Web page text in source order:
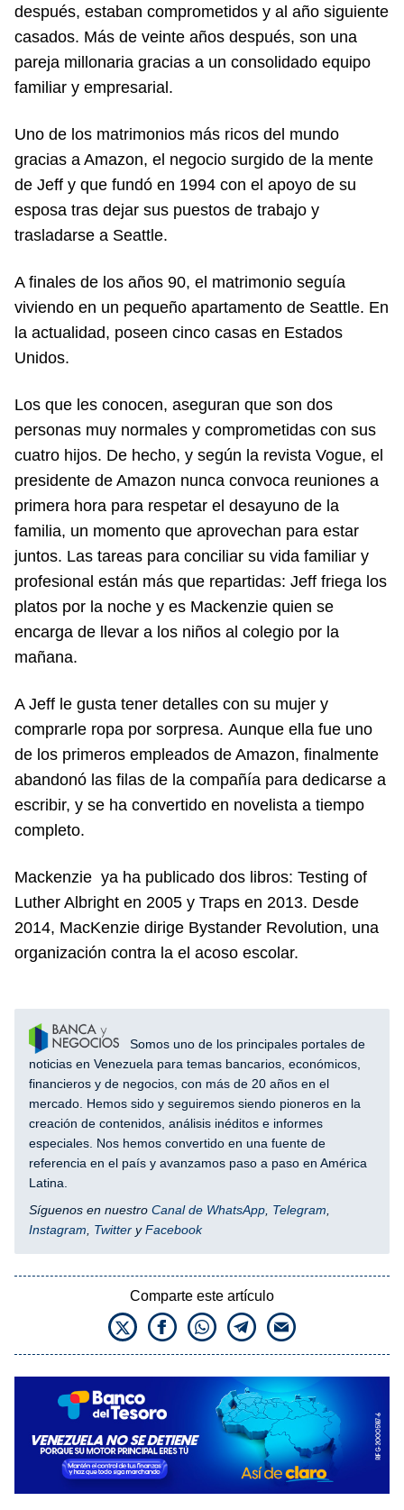
después, estaban comprometidos y al año siguiente
casados. Más de veinte años después, son una
pareja millonaria gracias a un consolidado equipo
familiar y empresarial.
Uno de los matrimonios más ricos del mundo
gracias a Amazon, el negocio surgido de la mente
de Jeff y que fundó en 1994 con el apoyo de su
esposa tras dejar sus puestos de trabajo y
trasladarse a Seattle.
A finales de los años 90, el matrimonio seguía
viviendo en un pequeño apartamento de Seattle. En
la actualidad, poseen cinco casas en Estados
Unidos.
Los que les conocen, aseguran que son dos
personas muy normales y comprometidas con sus
cuatro hijos. De hecho, y según la revista Vogue, el
presidente de Amazon nunca convoca reuniones a
primera hora para respetar el desayuno de la
familia, un momento que aprovechan para estar
juntos. Las tareas para conciliar su vida familiar y
profesional están más que repartidas: Jeff friega los
platos por la noche y es Mackenzie quien se
encarga de llevar a los niños al colegio por la
mañana.
A Jeff le gusta tener detalles con su mujer y
comprarle ropa por sorpresa. Aunque ella fue uno
de los primeros empleados de Amazon, finalmente
abandonó las filas de la compañía para dedicarse a
escribir, y se ha convertido en novelista a tiempo
completo.
Mackenzie ya ha publicado dos libros: Testing of
Luther Albright en 2005 y Traps en 2013. Desde
2014, MacKenzie dirige Bystander Revolution, una
organización contra la el acoso escolar.
Somos uno de los principales portales de
noticias en Venezuela para temas bancarios, económicos,
financieros y de negocios, con más de 20 años en el
mercado. Hemos sido y seguiremos siendo pioneros en la
creación de contenidos, análisis inéditos e informes
especiales. Nos hemos convertido en una fuente de
referencia en el país y avanzamos paso a paso en América
Latina.
Síguenos en nuestro Canal de WhatsApp Telegram
Instagram
Twitter yFacebook
Comparte este artículo